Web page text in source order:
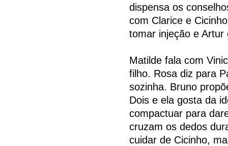
dispensa os
com Clarice e
tomar injeção e Artur
Matilde fala com
filho. Rosa diz para
sozinha. Bruno
Dois e ela gosta da
compactuar para
cruzam os dedos
cuidar de Cicinho,